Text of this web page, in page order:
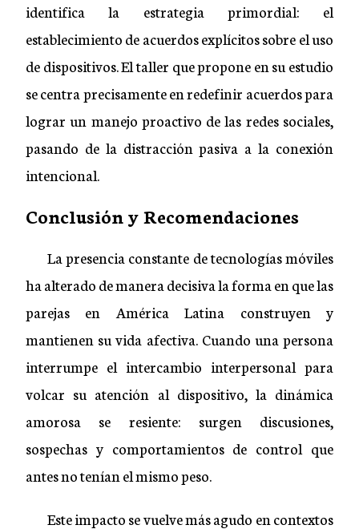
identifica la estrategia primordial: el
establecimiento de acuerdos explícitos sobre el uso
de dispositivos. El taller que propone en su estudio
se centra precisamente en redefinir acuerdos para
lograr un manejo proactivo de las redes sociales,
pasando de la distracción pasiva a la conexión
intencional.
Conclusión y Recomendaciones
La presencia constante de tecnologías móviles
ha alterado de manera decisiva la forma en que las
parejas en América Latina construyen y
mantienen su vida afectiva. Cuando una persona
interrumpe el intercambio interpersonal para
volcar su atención al dispositivo, la dinámica
amorosa se resiente: surgen discusiones,
sospechas y comportamientos de control que
antes no tenían el mismo peso.
Este impacto se vuelve más agudo en contextos